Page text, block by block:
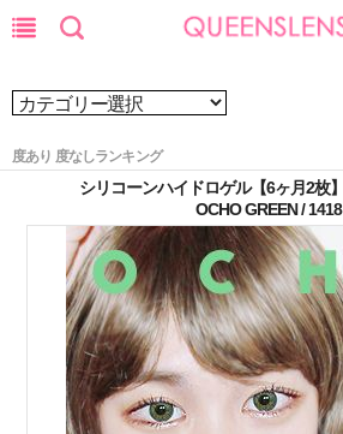
度あり 度なしランキング
シリコーンハイドロゲル【6ヶ月2枚
OCHO GREEN / 1418